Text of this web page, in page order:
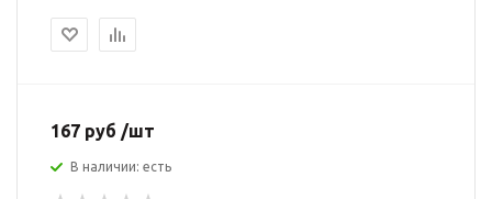
167 руб /шт
В наличии: есть